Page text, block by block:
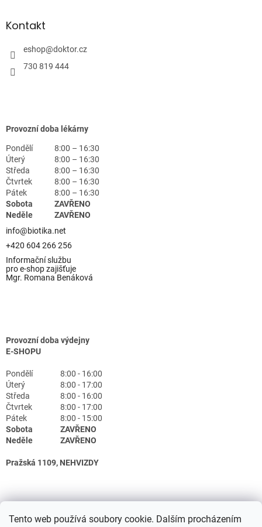
Tento web používá soubory cookie. Dalším procházením
Kontakt
eshop@doktor.cz
730 819 444
Provozní doba lékárny
Pondělí
8:00 – 16:30
Úterý
8:00 – 16:30
Středa
8:00 – 16:30
Čtvrtek
8:00 – 16:30
Pátek
8:00 – 16:30
Sobota
ZAVŘENO
Neděle
ZAVŘENO
info@biotika.net
+420 604 266 256
Informační službu
pro e-shop zajišťuje
Mgr. Romana Benáková
Provozní doba výdejny
E-SHOPU
Pondělí
8:00 - 16:00
Úterý
8:00 - 17:00
Středa
8:00 - 16:00
Čtvrtek
8:00 - 17:00
Pátek
8:00 - 15:00
Sobota
ZAVŘENO
Neděle
ZAVŘENO
Pražská 1109, NEHVIZDY